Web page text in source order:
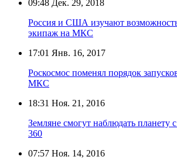
09:48 Дек. 29, 2018
Россия и США изучают
экипаж на МКС
17:01 Янв. 16, 2017
Роскосмос поменял порядок
МКС
18:31 Ноя. 21, 2016
Земляне смогут наблюдать
360
07:57 Ноя. 14, 2016